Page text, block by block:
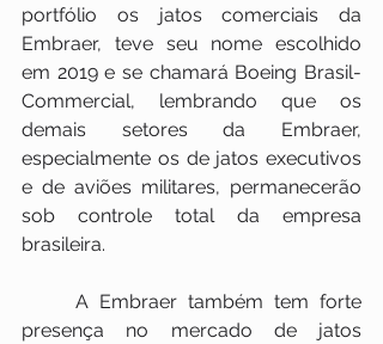
portfólio os jatos comerciais da
Embraer, teve seu nome escolhido
em 2019 e se chamará Boeing Brasil-
Commercial, lembrando que os
demais setores da Embraer,
especialmente os de jatos executivos
e de aviões militares, permanecerão
sob controle total da empresa
brasileira.
presença no mercado de jatos